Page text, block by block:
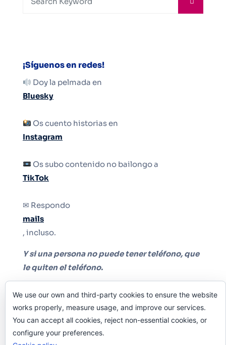
¡Síguenos en redes!
Doy la pelmada en
Bluesky
Os cuento historias en
Instagram
Os subo contenido no bailongo a
TikTok
✉ Respondo
mails
, incluso.
Y si una persona no puede tener teléfono, que
le quiten el teléfono.
We use our own and third-party cookies to ensure the website
works properly, measure usage, and improve our services.
You can accept all cookies, reject non-essential cookies, or
configure your preferences.